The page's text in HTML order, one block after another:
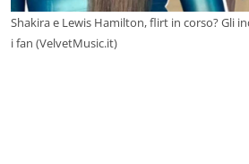
Shakira e Lewis Hamilton, flirt in corso? Gli
i fan (VelvetMusic.it)